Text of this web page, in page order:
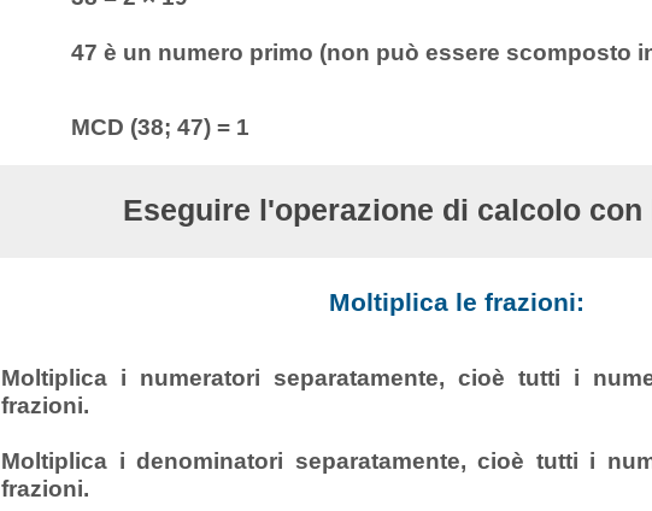
47 è un numero primo (non può essere scomposto
MCD (38; 47) = 1
Eseguire l'operazione di calcolo con
Moltiplica le frazioni:
Moltiplica i numeratori separatamente, cioè tutti i
frazioni.
Moltiplica i denominatori separatamente, cioè tutti i
frazioni.